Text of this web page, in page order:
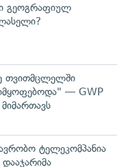
გეოგრაფიულ
თვითმცლელში
— GWP
ტელეკომპანია